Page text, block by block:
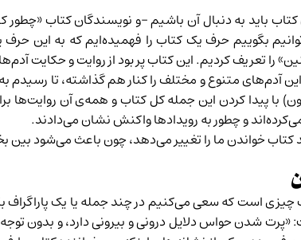
کتاب باید به دنبال آن باشیم -و نویسندگان کتاب
را تعریف کردیم. این کتاب پر بود از روایت و حکایت
آدم‌های متنوع و مختلف را کنار هم گذاشته، تا
با پیدا کردن این جمله کل کتاب و همه‌ی آن
و چطور به رویدادها واکنش نشان می‌دادند.
کتاب خواندن ما را تغییر می‌دهد، چون باعث می‌شود
است که سعی می‌کنیم در چند جمله یا یک
شدن حواس دلایل درونی و بیرونی دارد، و بدون